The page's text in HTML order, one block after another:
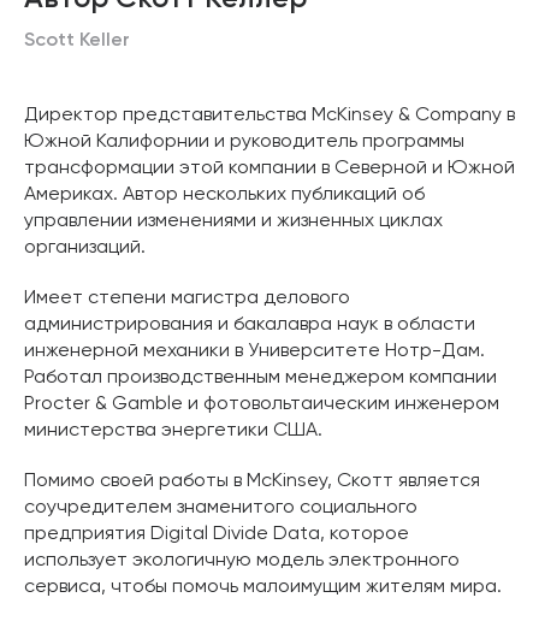
Scott Keller
Директор представительства McKinsey & Company в
Южной Калифорнии и руководитель программы
трансформации этой компании в Северной и Южной
Америках. Автор нескольких публикаций об
управлении изменениями и жизненных циклах
организаций.
Имеет степени магистра делового
администрирования и бакалавра наук в области
инженерной механики в Университете Нотр-Дам.
Работал производственным менеджером компании
Procter & Gamble и фотовольтаическим инженером
министерства энергетики США.
Помимо своей работы в McKinsey, Скотт является
соучредителем знаменитого социального
предприятия Digital Divide Data, которое
использует экологичную модель электронного
сервиса, чтобы помочь малоимущим жителям мира.